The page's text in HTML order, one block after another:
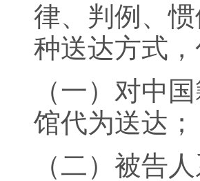
律、判例、
种送达方式
（一）对中
馆代为送达；
（二）被告